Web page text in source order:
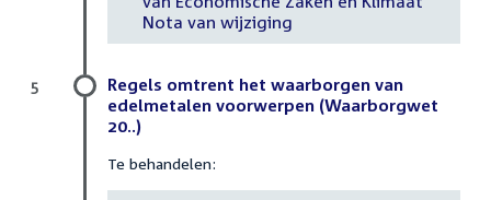
Nota van wijziging
Regels omtrent het waarborgen van
edelmetalen voorwerpen (Waarborgwet
20..)
Te behandelen:
5